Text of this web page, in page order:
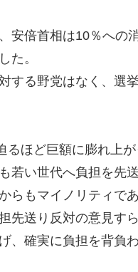
安倍首相は10％への
た。
する野党はなく、選
ほど巨額に膨れ上が
い世代へ負担を先
らもマイノリティで
先送り反対の意見すら
、確実に負担を背負